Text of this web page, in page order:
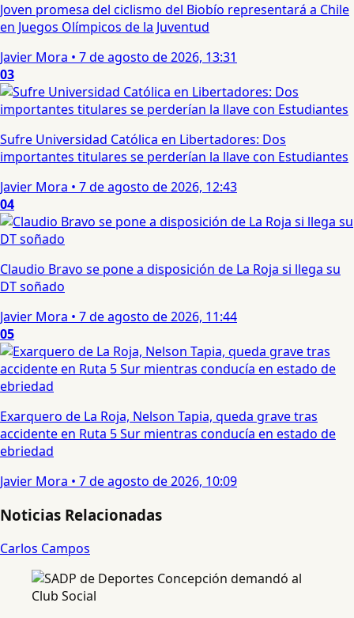
Joven promesa del ciclismo del Biobío representará a Chile
en Juegos Olímpicos de la Juventud
Javier Mora • 7 de agosto de 2026, 13:31
03
Sufre Universidad Católica en Libertadores: Dos
importantes titulares se perderían la llave con Estudiantes
Javier Mora • 7 de agosto de 2026, 12:43
04
Claudio Bravo se pone a disposición de La Roja si llega su
DT soñado
Javier Mora • 7 de agosto de 2026, 11:44
05
Exarquero de La Roja, Nelson Tapia, queda grave tras
accidente en Ruta 5 Sur mientras conducía en estado de
ebriedad
Javier Mora • 7 de agosto de 2026, 10:09
Noticias Relacionadas
Carlos Campos